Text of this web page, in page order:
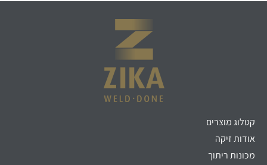
קטלוג מוצרים
אודות זיקה
מכונות ריתוך